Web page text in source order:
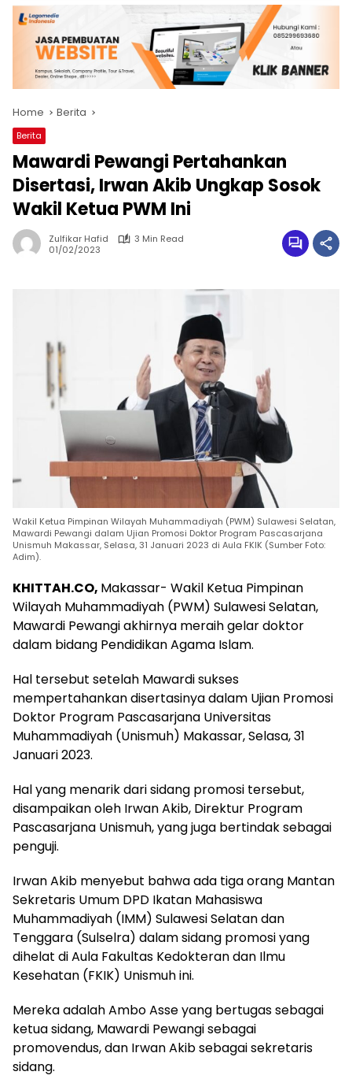
Home Berita
Berita
Mawardi Pewangi Pertahankan
Disertasi, Irwan Akib Ungkap Sosok
Wakil Ketua PWM Ini
Zulfikar Hafid
3 Min Read
01/02/2023
Wakil Ketua Pimpinan Wilayah Muhammadiyah (PWM) Sulawesi Selatan,
Mawardi Pewangi dalam Ujian Promosi Doktor Program Pascasarjana
Unismuh Makassar, Selasa, 31 Januari 2023 di Aula FKIK (Sumber Foto:
Adim).
KHITTAH.CO, Makassar- Wakil Ketua Pimpinan
Wilayah Muhammadiyah (PWM) Sulawesi Selatan,
Mawardi Pewangi akhirnya meraih gelar doktor
dalam bidang Pendidikan Agama Islam.
Hal tersebut setelah Mawardi sukses
mempertahankan disertasinya dalam Ujian Promosi
Doktor Program Pascasarjana Universitas
Muhammadiyah (Unismuh) Makassar, Selasa, 31
Januari 2023.
Hal yang menarik dari sidang promosi tersebut,
disampaikan oleh Irwan Akib, Direktur Program
Pascasarjana Unismuh, yang juga bertindak sebagai
penguji.
Irwan Akib menyebut bahwa ada tiga orang Mantan
Sekretaris Umum DPD Ikatan Mahasiswa
Muhammadiyah (IMM) Sulawesi Selatan dan
Tenggara (Sulselra) dalam sidang promosi yang
dihelat di Aula Fakultas Kedokteran dan Ilmu
Kesehatan (FKIK) Unismuh ini.
Mereka adalah Ambo Asse yang bertugas sebagai
ketua sidang, Mawardi Pewangi sebagai
promovendus, dan Irwan Akib sebagai sekretaris
sidang.